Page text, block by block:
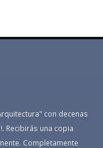
con decenas
Recibirás una copia
Completamente